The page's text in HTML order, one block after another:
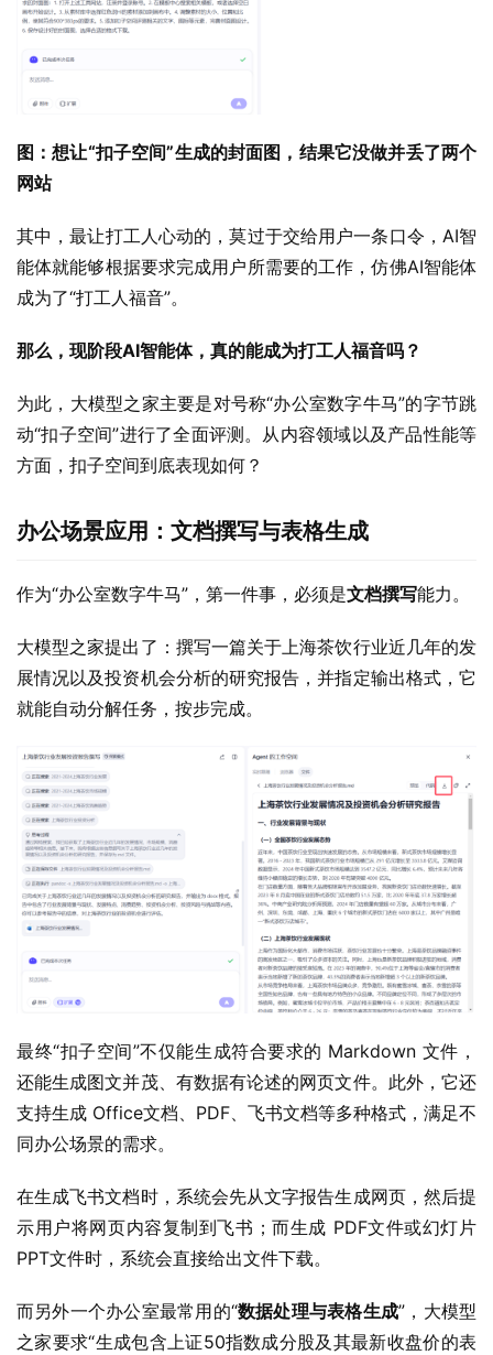
图：想让“扣子空间”生成的封面图，结果它没做并丢了两个
网站
其中，最让打工人心动的，莫过于交给用户一条口令，AI智
能体就能够根据要求完成用户所需要的工作，仿佛AI智能体
成为了“打工人福音”。
那么，现阶段AI智能体，真的能成为打工人福音吗？
为此，大模型之家主要是对号称“办公室数字牛马”的字节跳
动“扣子空间”进行了全面评测。从内容领域以及产品性能等
方面，扣子空间到底表现如何？
办公场景应用：文档撰写与表格生成
作为“办公室数字牛马”，第一件事，必须是文档撰写能力。
大模型之家提出了：撰写一篇关于上海茶饮行业近几年的发
展情况以及投资机会分析的研究报告，并指定输出格式，它
就能自动分解任务，按步完成。
最终“扣子空间”不仅能生成符合要求的 Markdown 文件，
还能生成图文并茂、有数据有论述的网页文件。此外，它还
支持生成 Office文档、PDF、飞书文档等多种格式，满足不
同办公场景的需求。
在生成飞书文档时，系统会先从文字报告生成网页，然后提
示用户将网页内容复制到飞书；而生成 PDF文件或幻灯片
PPT文件时，系统会直接给出文件下载。
而另外一个办公室最常用的“数据处理与表格生成”，大模型
之家要求“生成包含上证50指数成分股及其最新收盘价的表